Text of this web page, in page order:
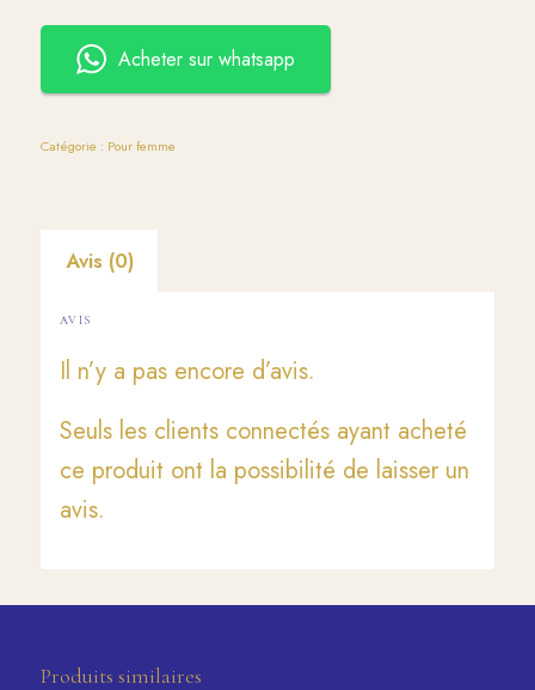
Acheter sur whatsapp
Catégorie : Pour femme
Avis (0)
AVIS
Il n’y a pas encore d’avis.
Seuls les clients connectés ayant acheté
ce produit ont la possibilité de laisser un
avis.
Produits similaires